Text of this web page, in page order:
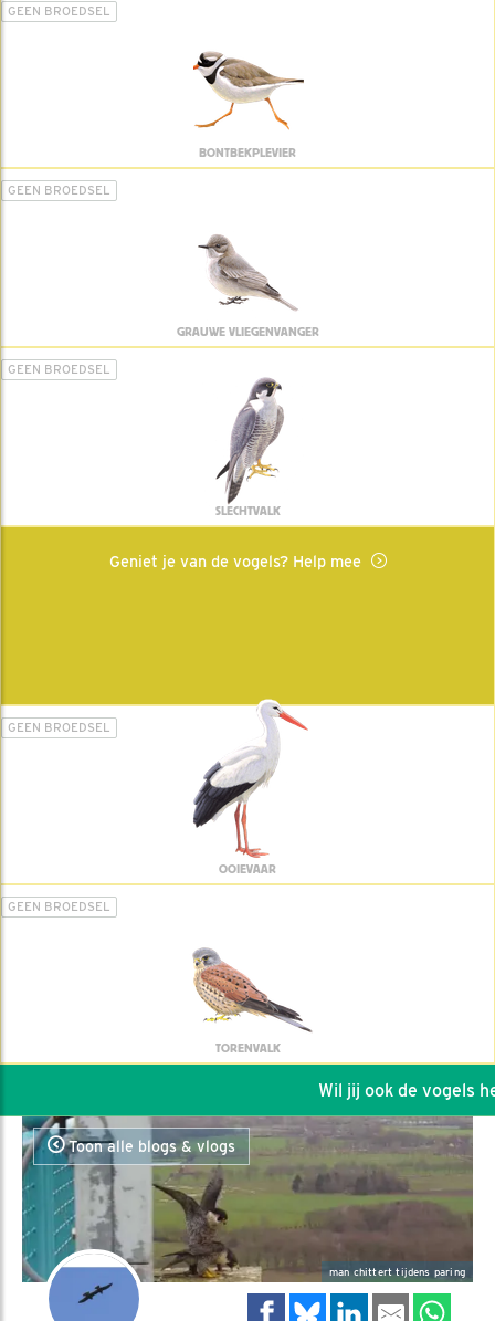
GEEN BROEDSEL
BONTBEKPLEVIER
GEEN BROEDSEL
GRAUWE VLIEGENVANGER
GEEN BROEDSEL
SLECHTVALK
Geniet je van de vogels? Help mee
GEEN BROEDSEL
OOIEVAAR
GEEN BROEDSEL
TORENVALK
Wil jij ook de vogels
Toon alle blogs & vlogs
man chittert tijdens paring